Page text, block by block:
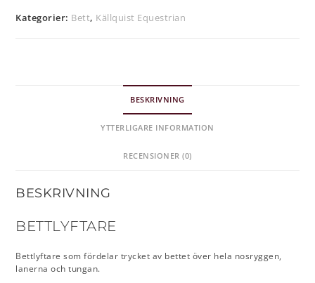
Kategorier: Bett, Källquist Equestrian
BESKRIVNING
YTTERLIGARE INFORMATION
RECENSIONER (0)
BESKRIVNING
BETTLYFTARE
Bettlyftare som fördelar trycket av bettet över hela nosryggen,
lanerna och tungan.